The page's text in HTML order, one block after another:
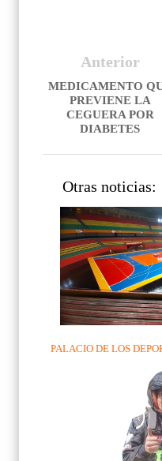
Anterior
MEDICAMENTO
PREVIENE LA
CEGUERA POR
DIABETES
Otras noticias:
PALACIO DE LOS